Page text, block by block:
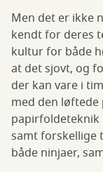
Men det er ikke
kendt for deres
kultur for både
at det sjovt, og
der kan vare i
med den
papirfoldeteknik
samt forskellige
både ninjaer,